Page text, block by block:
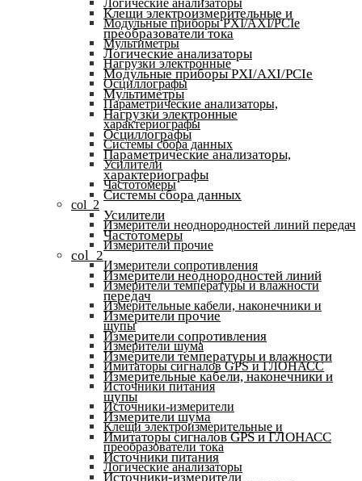
Логические анализаторы
Модульные приборы PXI/AXI/PCIe
Мультиметры
Нагрузки электронные
Осциллографы
Параметрические анализаторы,
характериографы
Системы сбора данных
Усилители
Частотомеры
col_2
Измерители неоднородностей линий передач
Измерители прочие
Измерители сопротивления
Измерители температуры и влажности
Измерительные кабели, наконечники и
щупы
Измерители шума
Имитаторы сигналов GPS и ГЛОНАСС
Источники питания
Источники-измерители
Клещи электроизмерительные и
преобразователи тока
Логические анализаторы
Клещи электроизмерительные и
преобразователи тока
Логические анализаторы
Модульные приборы PXI/AXI/PCIe
Мультиметры
Нагрузки электронные
Осциллографы
Параметрические анализаторы,
характериографы
Системы сбора данных
Усилители
Частотомеры
col_2
Измерители неоднородностей линий
передач
Измерители прочие
Измерители сопротивления
Измерители температуры и влажности
Измерительные кабели, наконечники и
щупы
Измерители шума
Имитаторы сигналов GPS и ГЛОНАСС
Источники питания
Источники-измерители